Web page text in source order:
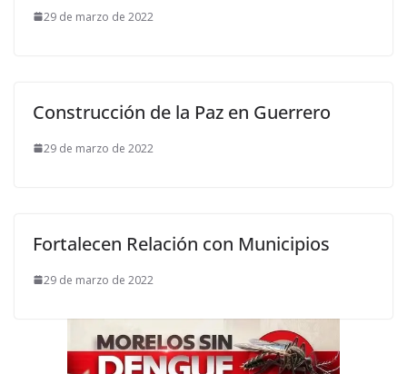
29 de marzo de 2022
Construcción de la Paz en Guerrero
29 de marzo de 2022
Fortalecen Relación con Municipios
29 de marzo de 2022